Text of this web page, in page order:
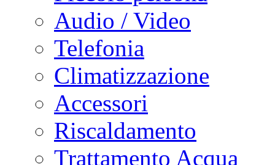
Audio / Video
Telefonia
Climatizzazione
Accessori
Riscaldamento
Trattamento Acqua